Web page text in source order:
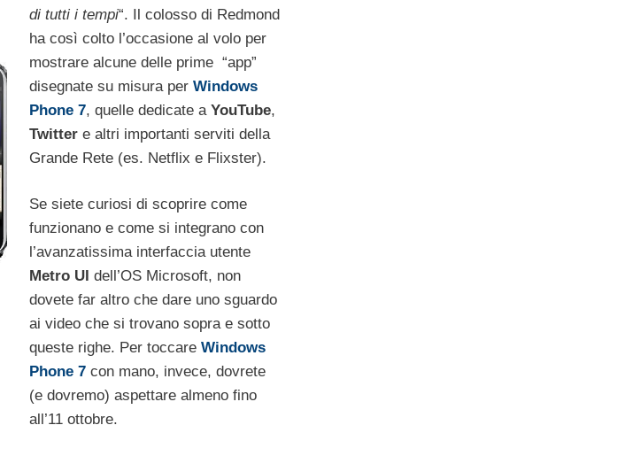
di tutti i tempi“. Il colosso di Redmond
ha così colto l’occasione al volo per
mostrare alcune delle prime “app”
disegnate su misura per Windows
Phone 7, quelle dedicate a YouTube,
Twittere altri importanti serviti della
Grande Rete (es. Netflix e Flixster).
Se siete curiosi di scoprire come
funzionano e come si integrano con
l’avanzatissima interfaccia utente
Metro UI dell’OS Microsoft, non
dovete far altro che dare uno sguardo
ai video che si trovano sopra e sotto
queste righe. Per toccare Windows
Phone 7con mano, invece, dovrete
(e dovremo) aspettare almeno fino
all’11 ottobre.